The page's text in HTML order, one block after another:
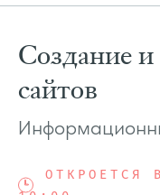
Создание
сайтов
ОТКРОЕТСЯ